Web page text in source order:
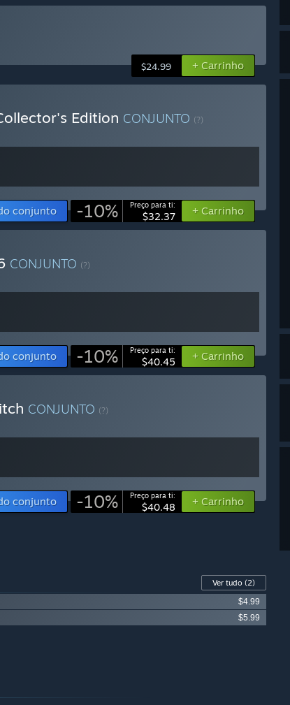
$24.99 + Carrinho
Edition CONJUNTO (?)
conjunto -10% Preço para ti:
$32.37 + Carrinho
CONJUNTO (?)
conjunto -10% Preço para ti:
$40.45 + Carrinho
CONJUNTO (?)
conjunto -10% Preço para ti:
$40.48 + Carrinho
Ver tudo (2)
$4.99
$5.99